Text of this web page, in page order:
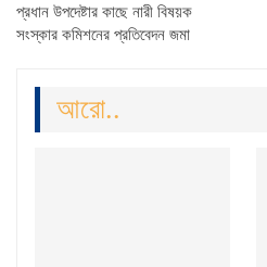
প্রধান উপদেষ্টার কাছে নারী বিষয়ক
সংস্কার কমিশনের প্রতিবেদন জমা
আরো..